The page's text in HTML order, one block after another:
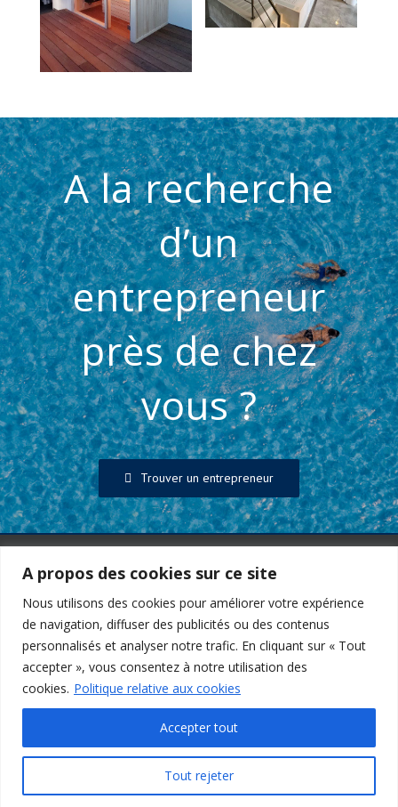
A propos des cookies sur ce site
Nous utilisons des cookies pour améliorer votre expérience
de navigation, diffuser des publicités ou des contenus
personnalisés et analyser notre trafic. En cliquant sur « Tout
accepter », vous consentez à notre utilisation des
cookies. Politique relative aux cookies
Tout rejeter
Accepter tout
A la recherche
d’un
entrepreneur
près de chez
vous ?
Trouver un entrepreneur
Fédération Belge des Professionnels de la Piscine et du Bien-
Être
Avenue des Arts 20 - 1000 Bruxelles
TVA : BE0417190070
02 511 65 95 | 02 514 18 75
constructeurs-piscines@faba.be
Règlement d’ordre intérieur